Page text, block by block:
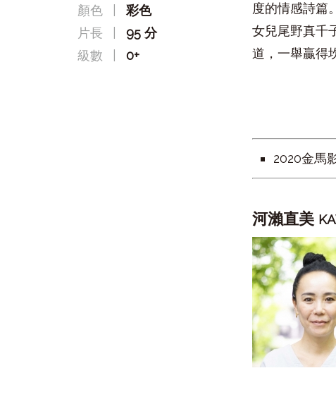
顏色
彩色
片長
95 分
級數
0+
度的情感詩篇
女兒尾野真千
道，一舉贏得
2020金馬
河瀨直美